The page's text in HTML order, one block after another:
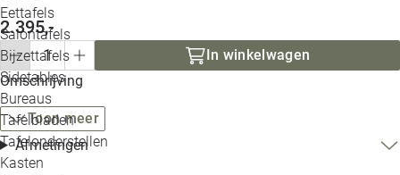
Eettafels
Salontafels
Bijzettafels
Sidetables
Bureaus
Tafelbladen
Tafelonderstellen
Kasten
2.395,-
In winkelwagen
Omschrijving
Toon meer
Afmetingen